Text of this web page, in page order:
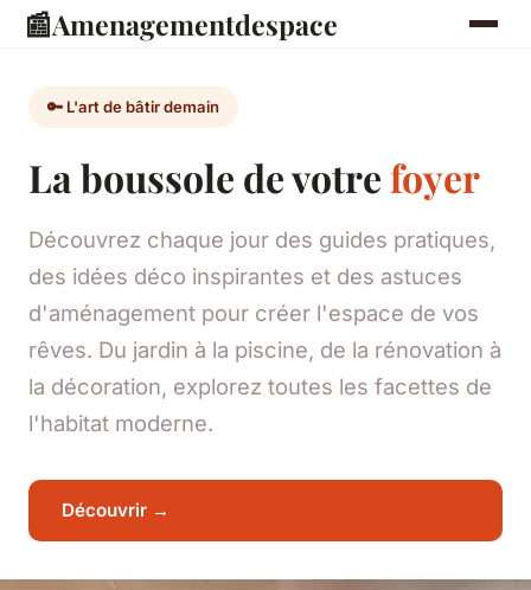
📰Amenagementdespace
🔑 L'art de bâtir demain
La boussole de votrefoyer
Découvrez chaque jour des guides pratiques,
des idées déco inspirantes et des astuces
d'aménagement pour créer l'espace de vos
rêves. Du jardin à la piscine, de la rénovation à
la décoration, explorez toutes les facettes de
l'habitat moderne.
Découvrir →